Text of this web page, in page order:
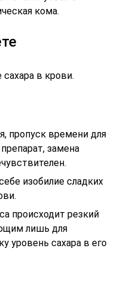
кома.
в крови.
пропуск времени для
замена
изобилие сладких
происходит резкий
лишь для
уровень сахара в его